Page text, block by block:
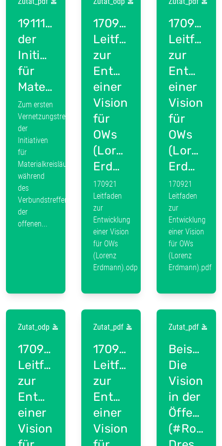
191116_Netzwerkstreffen
der
Initiativen
für
Materialkreisläufe_Kassel_Bericht.pdf
Zum ersten
Vernetzungstreffen
der
Initiativen
für
Materialkreisläufe
während
des
Verbundstreffens
der
offenen...
170921
Leitfaden
zur
Entwicklung
einer
Vision
für
OWs
(Lorenz
Erdmann).odp
170921
Leitfaden
zur
Entwicklung
einer Vision
für OWs
(Lorenz
Erdmann).odp
170921
Leitfaden
zur
einer
Vision
für
OWs
(Lorenz
Erdmann).pdf
170921
Leitfaden
zur
Entwicklung
einer Vision
für OWs
(Lorenz
Erdmann).pdf
Zutat_odp
170921
Leitfaden
zur
Entwicklung
einer
Vision
Zutat_pdf
170921
Leitfaden
zur
Entwicklung
einer
Vision
Zutat_pdf
Beispiel:
Die
Vision
in der